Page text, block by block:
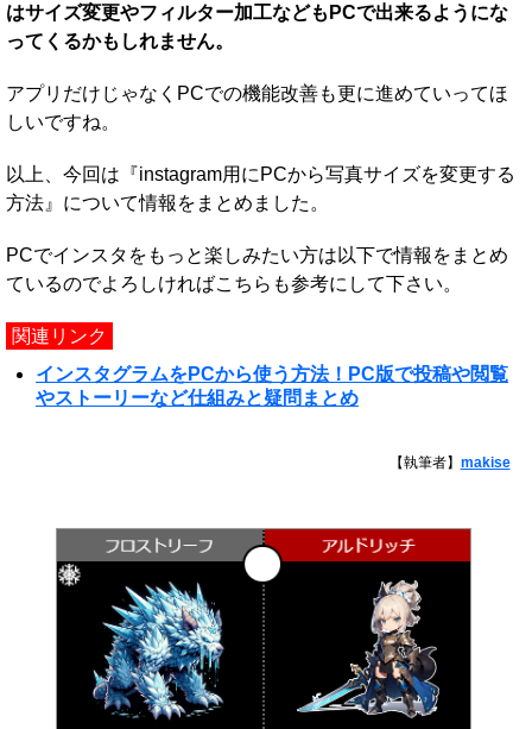
はサイズ変更やフィルター加工などもPCで出来るようにな
ってくるかもしれません。
アプリだけじゃなくPCでの機能改善も更に進めていってほ
しいですね。
以上、今回は『instagram用にPCから写真サイズを変更する
方法』について情報をまとめました。
PCでインスタをもっと楽しみたい方は以下で情報をまとめ
ているのでよろしければこちらも参考にして下さい。
関連リンク
インスタグラムをPCから使う方法！PC版で投稿や閲覧
やストーリーなど仕組みと疑問まとめ
【執筆者】 makise